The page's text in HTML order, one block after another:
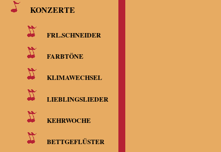
KONZERTE
FRL.SCHNEIDER
FARBTÖNE
KLIMAWECHSEL
LIEBLINGSLIEDER
KEHRWOCHE
BETTGEFLÜSTER